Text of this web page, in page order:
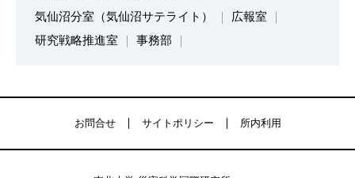
気仙沼分室（気仙沼サテライト）
広報室
研究戦略推進室
事務部
お問合せ サイトポリシー 所内利用